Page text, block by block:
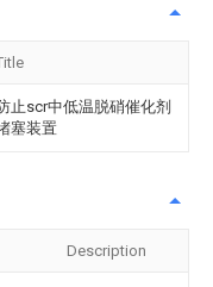
止scr中低温脱硝催化剂
塞装置
Description